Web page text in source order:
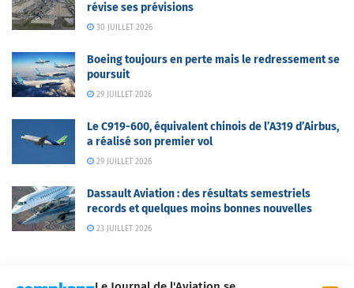
révise ses prévisions
30 JUILLET 2026
Boeing toujours en perte mais le redressement se
poursuit
29 JUILLET 2026
Le C919-600, équivalent chinois de l’A319 d’Airbus,
a réalisé son premier vol
29 JUILLET 2026
Dassault Aviation : des résultats semestriels
records et quelques moins bonnes nouvelles
23 JUILLET 2026